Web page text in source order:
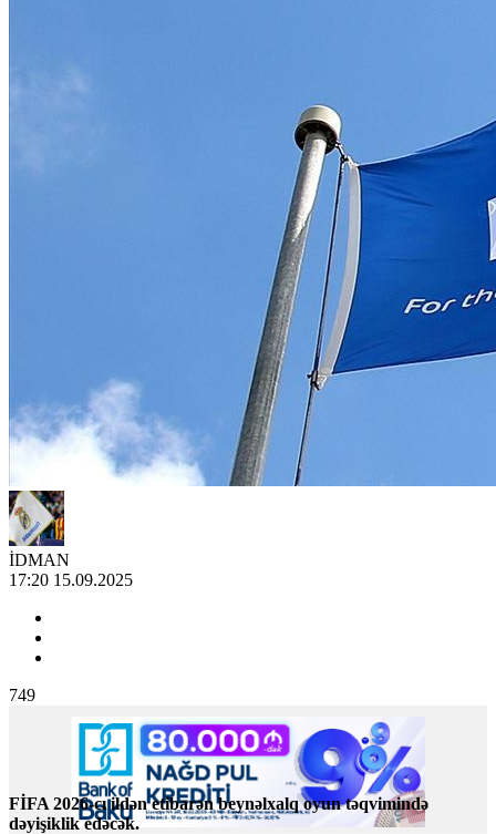
İDMAN
17:20 15.09.2025
749
FİFA 2026-cı ildən etibarən beynəlxalq oyun təqvimində
dəyişiklik edəcək.